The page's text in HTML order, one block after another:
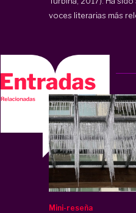
voces literarias más
Mini-reseña